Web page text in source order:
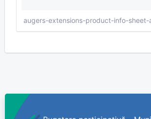
augers-extensions-product-info-sheet-ate-99-